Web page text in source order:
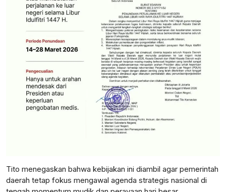
Tito menegaskan bahwa kebijakan ini diambil agar pemerintah
daerah tetap fokus mengawal agenda strategis nasional di